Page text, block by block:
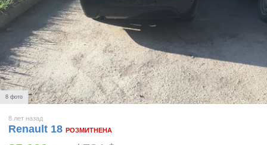
8 фото
8 лет назад
Renault 18 РОЗМИТНЕНА